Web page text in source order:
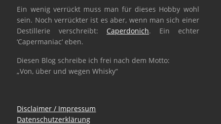
Ein wenig verrückt muss man für dieses Hobby wohl
sein. Noch verrückter ist es aber, wenn man sich einer
Destillerie verschreibt: Caperdonich. Ein echter
‘Capermaniac‘ eben.
Diesen Blog schreibe ich frei nach dem Motto:
„Von, über und wegen Whisky“
Disclaimer / Impressum
Datenschutzerklärung